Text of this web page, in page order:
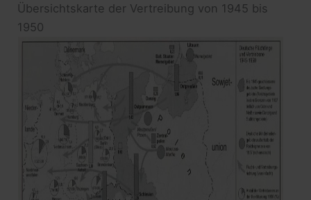
Übersichtskarte der Vertreibung von 1945 bis
1950